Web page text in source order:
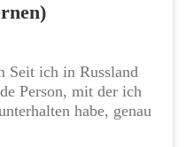
Seit ich in Russland
Person, mit der ich
habe, genau